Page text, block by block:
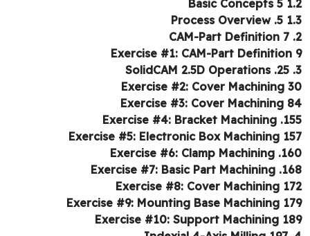
Exercise #1: CAM-Part
Exercise #2: Cover Machining
Exercise #3: Cover Machining
Exercise #4: Bracket Machining
Exercise #5: Electronic Box Machining
Exercise #6: Clamp Machining
Exercise #7: Basic Part Machining
Exercise #8: Cover Machining
Exercise #9: Mounting Base Machining
Exercise #10: Support Machining